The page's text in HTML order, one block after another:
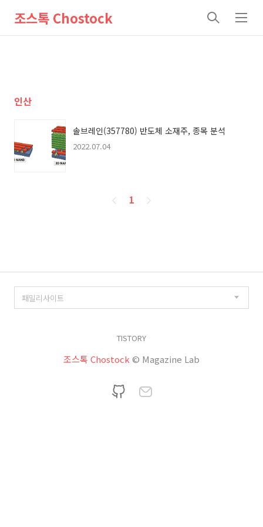
조스톡 Chostock
검
메
인산
솔브레인(357780) 반도체 소재주, 종목 분석
2022.07.04
페
1
TISTORY
조스톡 Chostock © Magazine Lab